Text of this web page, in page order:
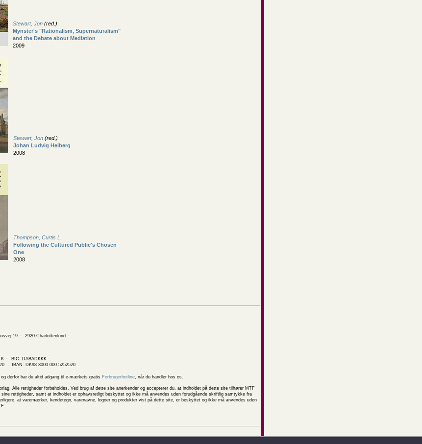
Stewart, Jon (red.)
Mynster's "Rationalism, Supernaturalism"
and the Debate about Mediation
2009
Stewart, Jon (red.)
Johan Ludvig Heiberg
2008
Thompson, Curtis L.
Following the Cultured Public's Chosen
One
2008
19
2920 Charlottenlund
K
BIC: DABADKKK
IBAN: DK98 3000 000 5252520
derfor har du altid adgang til e-mærkets gratis Forbrugerhotline, når du handler hos os.
Alle rettigheder forbeholdes. Ved brug af dette site anerkender og accepterer du, at indholdet på dette site tilhører MTF
rettigheder, samt at indholdet er ophavsretligt beskyttet og ikke må anvendes uden forudgående skriftlig samtykke fra
at varemærker, kendetegn, varenavne, logoer og produkter vist på dette site, er beskyttet og ikke må anvendes uden